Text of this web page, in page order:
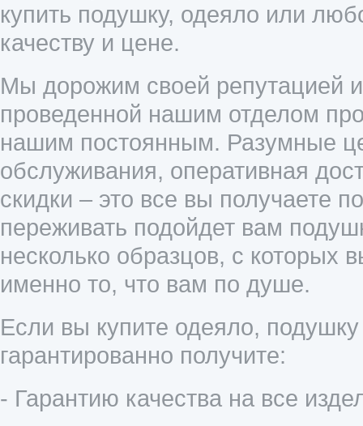
купить подушку, одеяло или
качеству и цене.
Мы дорожим своей репутацией
проведенной нашим отделом
нашим постоянным. Разумные
обслуживания, оперативная
скидки – это все вы получаете
переживать подойдет вам
несколько образцов, с которых
именно то, что вам по душе.
Если вы купите одеяло,
гарантированно получите:
- Гарантию качества на все